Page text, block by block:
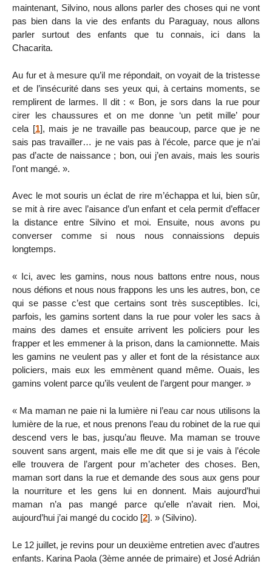
maintenant, Silvino, nous allons parler des choses qui ne vont
pas bien dans la vie des enfants du Paraguay, nous allons
parler surtout des enfants que tu connais, ici dans la
Chacarita.
Au fur et à mesure qu’il me répondait, on voyait de la tristesse
et de l’insécurité dans ses yeux qui, à certains moments, se
remplirent de larmes. Il dit : « Bon, je sors dans la rue pour
cirer les chaussures et on me donne ‘un petit mille’ pour
cela [1], mais je ne travaille pas beaucoup, parce que je ne
sais pas travailler… je ne vais pas à l’école, parce que je n’ai
pas d’acte de naissance ; bon, oui j’en avais, mais les souris
l’ont mangé. ».
Avec le mot souris un éclat de rire m’échappa et lui, bien sûr,
se mit à rire avec l’aisance d’un enfant et cela permit d’effacer
la distance entre Silvino et moi. Ensuite, nous avons pu
converser comme si nous nous connaissions depuis
longtemps.
« Ici, avec les gamins, nous nous battons entre nous, nous
nous défions et nous nous frappons les uns les autres, bon, ce
qui se passe c’est que certains sont très susceptibles. Ici,
parfois, les gamins sortent dans la rue pour voler les sacs à
mains des dames et ensuite arrivent les policiers pour les
frapper et les emmener à la prison, dans la camionnette. Mais
les gamins ne veulent pas y aller et font de la résistance aux
policiers, mais eux les emmènent quand même. Ouais, les
gamins volent parce qu’ils veulent de l’argent pour manger. »
« Ma maman ne paie ni la lumière ni l’eau car nous utilisons la
lumière de la rue, et nous prenons l’eau du robinet de la rue qui
descend vers le bas, jusqu’au fleuve. Ma maman se trouve
souvent sans argent, mais elle me dit que si je vais à l’école
elle trouvera de l’argent pour m’acheter des choses. Ben,
maman sort dans la rue et demande des sous aux gens pour
la nourriture et les gens lui en donnent. Mais aujourd’hui
maman n’a pas mangé parce qu’elle n’avait rien. Moi,
aujourd’hui j’ai mangé du cocido [2]. » (Silvino).
Le 12 juillet, je revins pour un deuxième entretien avec d’autres
enfants. Karina Paola (3ème année de primaire) et José Adrián